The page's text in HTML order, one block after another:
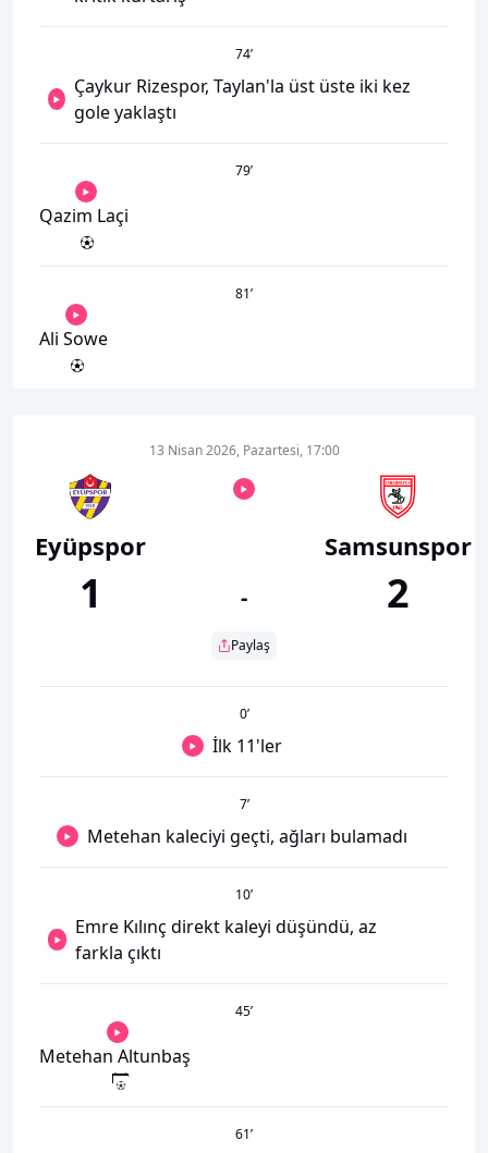
74’
Çaykur Rizespor, Taylan'la üst üste iki kez
gole yaklaştı
79’
Qazim Laçi
81’
Ali Sowe
Eyüpspor
1
13 Nisan 2026, Pazartesi, 17:00
-
Paylaş
Samsunspor
2
0’
İlk 11'ler
7’
Metehan kaleciyi geçti, ağları bulamadı
10’
Emre Kılınç direkt kaleyi düşündü, az
farkla çıktı
45’
Metehan Altunbaş
61’